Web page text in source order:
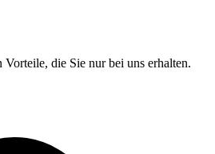
die Sie nur bei uns erhalten.